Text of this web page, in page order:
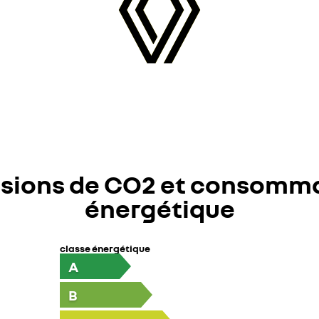
de CO2 et
énergétique
classe énergétique
A
B